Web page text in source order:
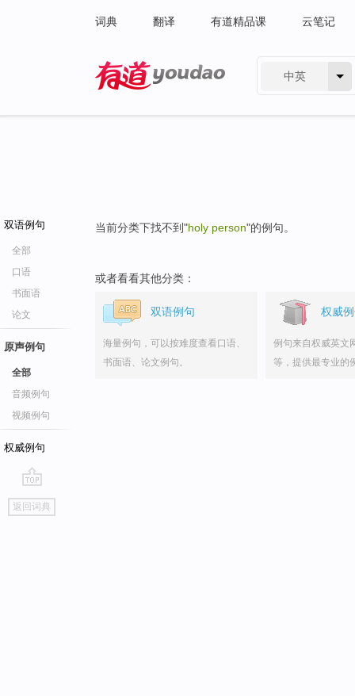
词典 翻译 有道精品课 云笔记
中英
双语例句
全部
口语
书面语
论文
原声例句
全部
音频例句
视频例句
权威例句
go
top
返回词典
当前分类下找不到"holy person"的例句。
或者看看其他分类：
双语例句
海量例句，可以按难度查看口语、
书面语、论文例句。
权威
例句来自权威英文
等，提供最专业的